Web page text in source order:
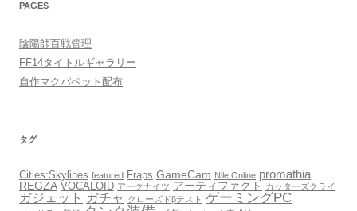
PAGES
陰陽師百戦管理
FF14タイトルギャラリー
自作マクパペット配布
タグ
Cities:Skylines featured Fraps GameCam Nile Online promathia
REGZA VOCALOID アークナイツ アーティファクト カッターズクライ
ガジェット ガチャ クローズドβテスト ゲーミングPC